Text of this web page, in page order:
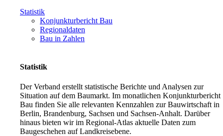
Statistik
Konjunkturbericht Bau
Regionaldaten
Bau in Zahlen
Statistik
Der Verband erstellt statistische Berichte und Analysen zur
Situation auf dem Baumarkt. Im monatlichen Konjunkturbericht
Bau finden Sie alle relevanten Kennzahlen zur Bauwirtschaft in
Berlin, Brandenburg, Sachsen und Sachsen-Anhalt. Darüber
hinaus bieten wir im Regional-Atlas aktuelle Daten zum
Baugeschehen auf Landkreisebene.